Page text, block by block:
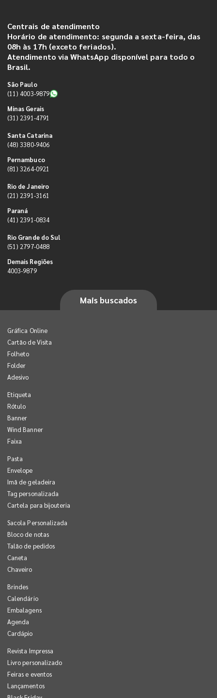
Centrais de atendimento
Horário de atendimento: segunda a sexta-feira, das
08h às 17h (exceto feriados).
Atendimento via WhatsApp disponível para todo o
Brasil.
São Paulo
(11) 4003-9879
Minas Gerais
(31) 2391-4791
Santa Catarina
(48) 3380-9406
Pernambuco
(81) 3264-0921
Rio de Janeiro
(21) 2391-3161
Paraná
(41) 2391-0834
Rio Grande do Sul
(51) 2797-0488
Demais Regiões
4003-9879
Mais buscados
Gráfica Online
Cartão de Visita
Folheto
Folder
Adesivo
Etiqueta
Rótulo
Banner
Wind Banner
Faixa
Pasta
Envelope
Imã de geladeira
Tag personalizada
Cartela para bijouteria
Sacola Personalizada
Bloco de notas
Talão de pedidos
Caneta
Chaveiro
Brindes
Calendário
Embalagens
Agenda
Cardápio
Revista Impressa
Livro personalizado
Feiras e eventos
Lançamentos